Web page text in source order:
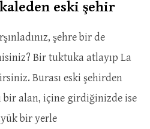
eski şehir
şehre bir de
Bir tuktuka atlayıp La
Burası eski şehirden
bir alan, içine girdiğinizde ise
bir yerle